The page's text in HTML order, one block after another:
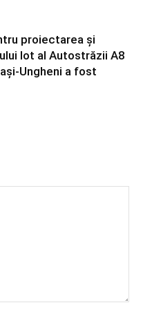
proiectarea și
lot al Autostrăzii A8
Ungheni a fost